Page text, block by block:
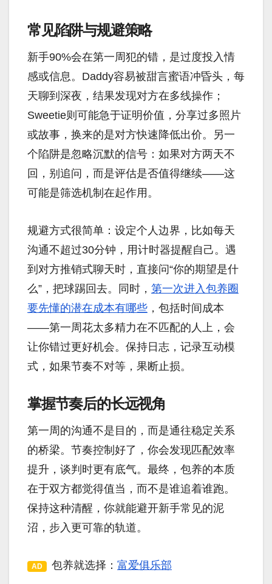
常见陷阱与规避策略
新手90%会在第一周犯的错，是过度投入情
感或信息。Daddy容易被甜言蜜语冲昏头，每
天聊到深夜，结果发现对方在多线操作；
Sweetie则可能急于证明价值，分享过多照片
或故事，换来的是对方快速降低出价。另一
个陷阱是忽略沉默的信号：如果对方两天不
回，别追问，而是评估是否值得继续——这
可能是筛选机制在起作用。
规避方式很简单：设定个人边界，比如每天
沟通不超过30分钟，用计时器提醒自己。遇
到对方推销式聊天时，直接问“你的期望是什
么”，把球踢回去。同时， 第一次进入包养圈
要先懂的潜在成本有哪些 ，包括时间成本
——第一周花太多精力在不匹配的人上，会
让你错过更好机会。保持日志，记录互动模
式，如果节奏不对等，果断止损。
掌握节奏后的长远视角
第一周的沟通不是目的，而是通往稳定关系
的桥梁。节奏控制好了，你会发现匹配效率
提升，谈判时更有底气。最终，包养的本质
在于双方都觉得值当，而不是谁追着谁跑。
保持这种清醒，你就能避开新手常见的泥
沼，步入更可靠的轨道。
AD 包养就选择： 富爱俱乐部